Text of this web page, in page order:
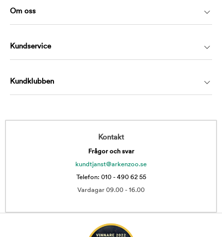
Om oss
Kundservice
Kundklubben
Kontakt
Frågor och svar
kundtjanst@arkenzoo.se
Telefon: 010 - 490 62 55
Vardagar 09.00 - 16.00